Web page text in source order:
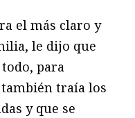
el más claro y
le dijo que
para
traía los
y que se